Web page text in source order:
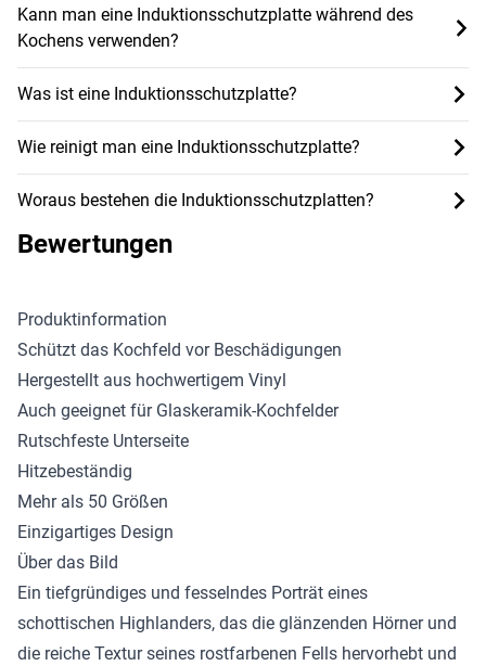
Kann man eine Induktionsschutzplatte während des
Kochens verwenden?
Was ist eine Induktionsschutzplatte?
Wie reinigt man eine Induktionsschutzplatte?
Woraus bestehen die Induktionsschutzplatten?
Bewertungen
Produktinformation
Schützt das Kochfeld vor Beschädigungen
Hergestellt aus hochwertigem Vinyl
Auch geeignet für Glaskeramik-Kochfelder
Rutschfeste Unterseite
Hitzebeständig
Mehr als 50 Größen
Einzigartiges Design
Über das Bild
Ein tiefgründiges und fesselndes Porträt eines
schottischen Highlanders, das die glänzenden Hörner und
die reiche Textur seines rostfarbenen Fells hervorhebt und